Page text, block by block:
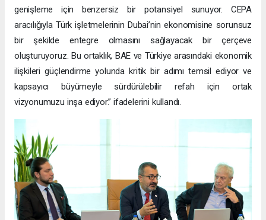
genişleme için benzersiz bir potansiyel sunuyor. CEPA
aracılığıyla Türk işletmelerinin Dubai’nin ekonomisine sorunsuz
bir şekilde entegre olmasını sağlayacak bir çerçeve
oluşturuyoruz. Bu ortaklık, BAE ve Türkiye arasındaki ekonomik
ilişkileri güçlendirme yolunda kritik bir adımı temsil ediyor ve
kapsayıcı büyümeyle sürdürülebilir refah için ortak
vizyonumuzu inşa ediyor.” ifadelerini kullandı.